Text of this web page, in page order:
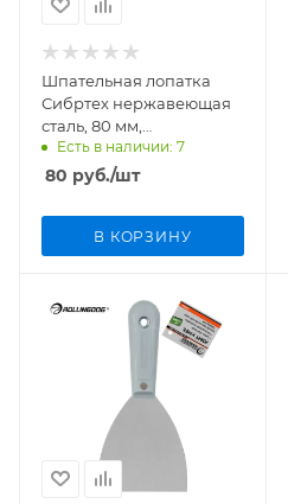
Шпательная лопатка
Сибртех нержавеющая
сталь, 80 мм,
пластмассовая ручка
арт. 85433
Есть в наличии: 7
80 руб./шт
В КОРЗИНУ